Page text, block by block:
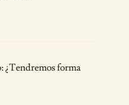
¿Tendremos forma